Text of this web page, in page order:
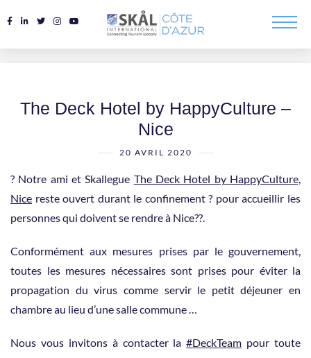
The Deck Hotel by HappyCulture –
Nice
20 AVRIL 2020
? Notre ami et Skallegue The Deck Hotel by HappyCulture,
Nice reste ouvert durant le confinement ? pour accueillir les
personnes qui doivent se rendre à Nice??.
Conformément aux mesures prises par le gouvernement,
toutes les mesures nécessaires sont prises pour éviter la
propagation du virus comme servir le petit déjeuner en
chambre au lieu d’une salle commune …
Nous vous invitons à contacter la#DeckTeam pour toute